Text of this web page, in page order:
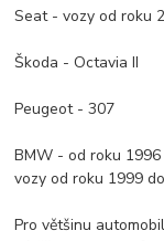
Seat - vozy od roku
Škoda - Octavia II
Peugeot - 307
BMW - od roku
vozy od roku 1999
Pro většinu